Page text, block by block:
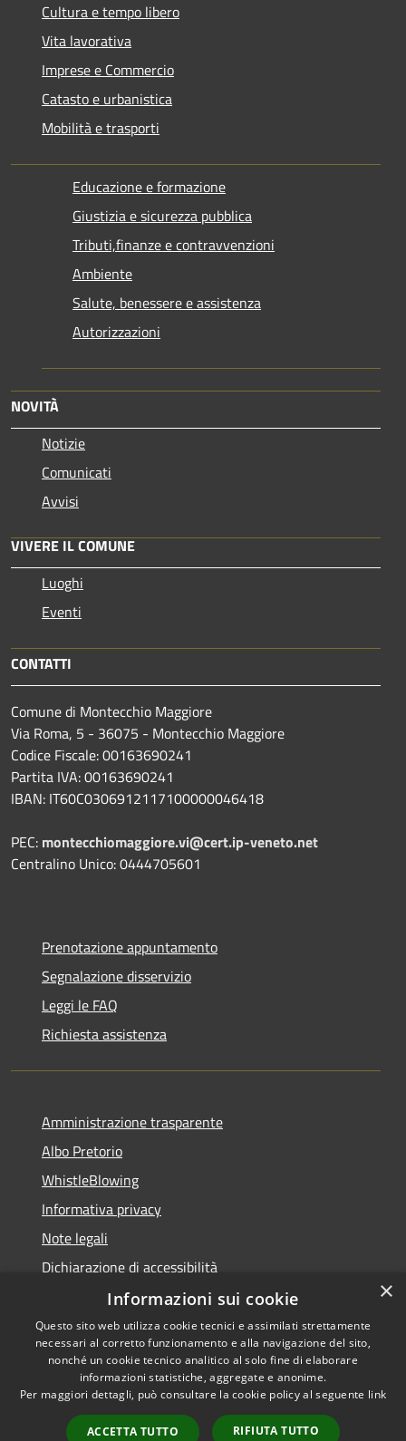
Cultura e tempo libero
Vita lavorativa
Imprese e Commercio
Catasto e urbanistica
Mobilità e trasporti
Educazione e formazione
Giustizia e sicurezza pubblica
Tributi,finanze e contravvenzioni
Ambiente
Salute, benessere e assistenza
Autorizzazioni
NOVITÀ
Notizie
Comunicati
Avvisi
VIVERE IL COMUNE
Luoghi
Eventi
CONTATTI
Comune di Montecchio Maggiore
Via Roma, 5 - 36075 - Montecchio Maggiore
Codice Fiscale: 00163690241
Partita IVA: 00163690241
IBAN: IT60C0306912117100000046418
PEC: montecchiomaggiore.vi@cert.ip-veneto.net
Centralino Unico: 0444705601
Prenotazione appuntamento
Segnalazione disservizio
Leggi le FAQ
Richiesta assistenza
Amministrazione trasparente
Albo Pretorio
WhistleBlowing
Informativa privacy
Note legali
Dichiarazione di accessibilità
Accessibilità
Privacy
Copyright © 2026 • Città di
Montecchio Maggiore •
Powered byMunicipium •
Accesso redazione
×
Informazioni sui cookie
Questo sito web utilizza cookie tecnici e assimilati strettamente
necessari al corretto funzionamento e alla navigazione del sito,
nonché un cookie tecnico analitico al solo fine di elaborare
informazioni statistiche, aggregate e anonime.
Per maggiori dettagli, può consultare la cookie policy al seguente link
ACCETTA TUTTO RIFIUTA TUTTO